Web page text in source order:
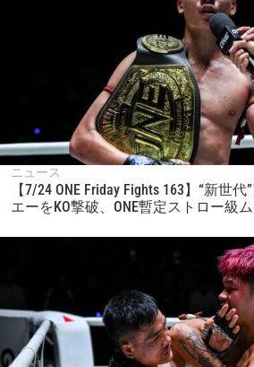
ニュース
【7/24 ONE Friday Fights 163】“新世
エーをKO撃破、ONE暫定ストロー級